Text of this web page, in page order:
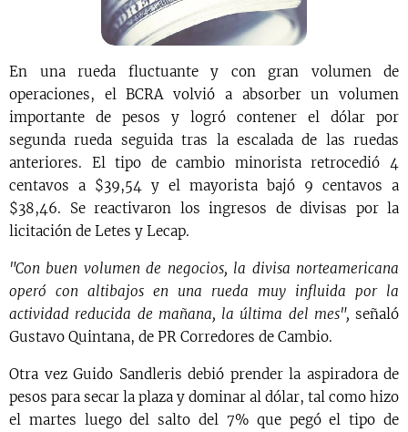
En una rueda fluctuante y con gran volumen de
operaciones, el BCRA volvió a absorber un volumen
importante de pesos y logró contener el dólar por
segunda rueda seguida tras la escalada de las ruedas
anteriores. El tipo de cambio minorista retrocedió 4
centavos a $39,54 y el mayorista bajó 9 centavos a
$38,46. Se reactivaron los ingresos de divisas por la
licitación de Letes y Lecap.
"Con buen volumen de negocios, la divisa norteamericana
operó con altibajos en una rueda muy influida por la
actividad reducida de mañana, la última del mes", señaló
Gustavo Quintana, de PR Corredores de Cambio.
Otra vez Guido Sandleris debió prender la aspiradora de
pesos para secar la plaza y dominar al dólar, tal como hizo
el martes luego del salto del 7% que pegó el tipo de